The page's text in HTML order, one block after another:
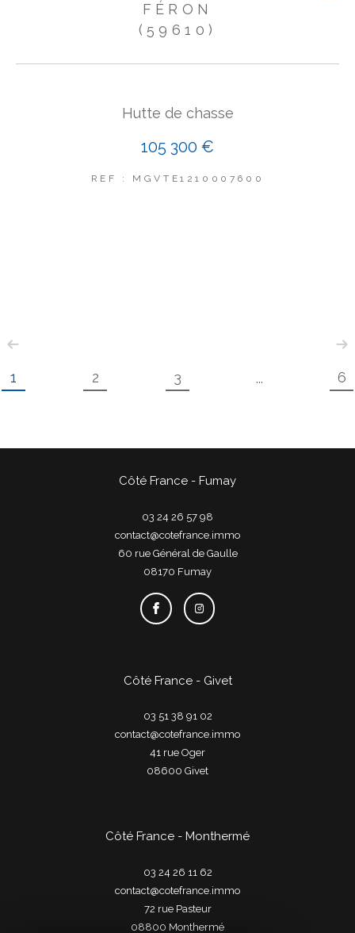
FÉRON
(59610)
Hutte de chasse
105 300 €
REF : MGVTE1210007600
1 2 3 ... 6
Côté France - Fumay
03 24 26 57 98
contact@cotefrance.immo
60 rue Général de Gaulle
08170
fumay
Côté France - Givet
03 51 38 91 02
contact@cotefrance.immo
41 rue Oger
08600
givet
Côté France - Monthermé
03 24 26 11 62
contact@cotefrance.immo
72 rue Pasteur
08800
monthermé